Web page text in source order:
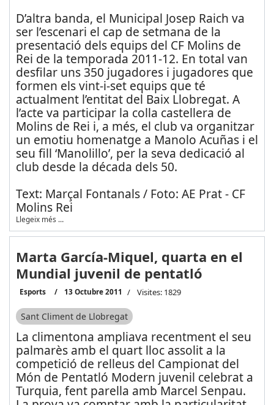
D’altra banda, el Municipal Josep Raich va
ser l’escenari el cap de setmana de la
presentació dels equips del CF Molins de
Rei de la temporada 2011-12. En total van
desfilar uns 350 jugadores i jugadores que
formen els vint-i-set equips que té
actualment l’entitat del Baix Llobregat. A
l’acte va participar la colla castellera de
Molins de Rei i, a més, el club va organitzar
un emotiu homenatge a Manolo Acuñas i el
seu fill ‘Manolillo’, per la seva dedicació al
club desde la década dels 50.
Text: Marçal Fontanals / Foto: AE Prat - CF
Molins Rei
Llegeix més …
Marta García-Miquel, quarta en el
Mundial juvenil de pentatló
Esports 13 Octubre 2011 Visites: 1829
Sant Climent de Llobregat
La climentona ampliava recentment el seu
palmarès amb el quart lloc assolit a la
competició de relleus del Campionat del
Món de Pentatló Modern juvenil celebrat a
Turquia, fent parella amb Marcel Senpau.